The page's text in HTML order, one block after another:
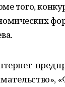
того,